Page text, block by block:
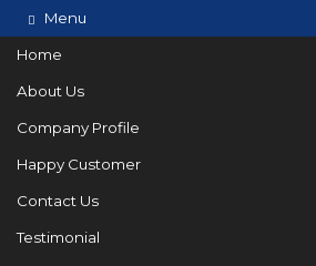
Menu
Home
About Us
Company Profile
Happy Customer
Contact Us
Testimonial